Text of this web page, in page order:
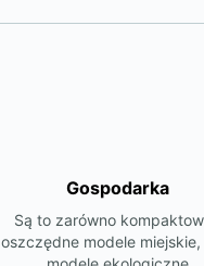
Gospodarka
Są to zarówno
oszczędne modele miejskie,